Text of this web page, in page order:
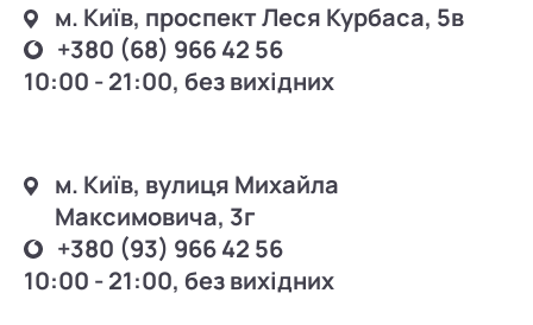
м. Київ, проспект Леся Курбаса, 5в
+380 (68) 966 42 56
10:00 - 21:00, без вихідних
м. Київ, вулиця Михайла
Максимовича, 3г
+380 (93) 966 42 56
10:00 - 21:00, без вихідних